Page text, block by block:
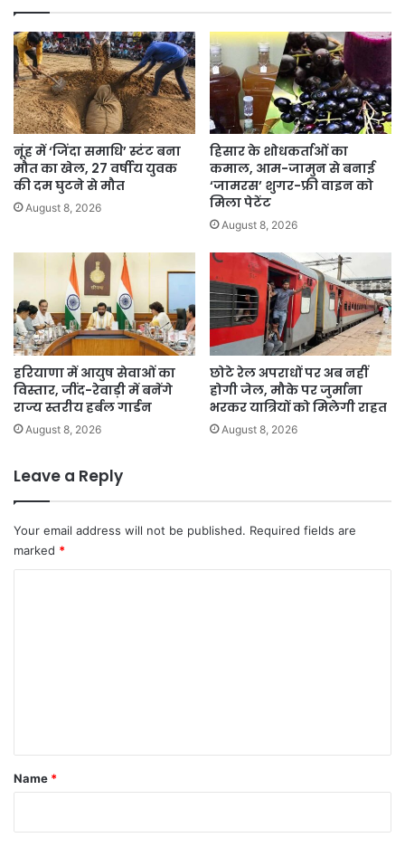
पैसे
भेजने
का
नहीं
रहेगा
खतरा।
नूंह में ‘जिंदा समाधि’ स्टंट बना
मौत का खेल, 27 वर्षीय युवक
की दम घुटने से मौत
August 8, 2026
हिसार के शोधकर्ताओं का
कमाल, आम-जामुन से बनाई
‘जामरस’ शुगर-फ्री वाइन को
मिला पेटेंट
August 8, 2026
हरियाणा में आयुष सेवाओं का
विस्तार, जींद-रेवाड़ी में बनेंगे
राज्य स्तरीय हर्बल गार्डन
August 8, 2026
छोटे रेल अपराधों पर अब नहीं
होगी जेल, मौके पर जुर्माना
भरकर यात्रियों को मिलेगी राहत
August 8, 2026
Leave a Reply
Your email address will not be published. Required fields are
marked *
*
Name *